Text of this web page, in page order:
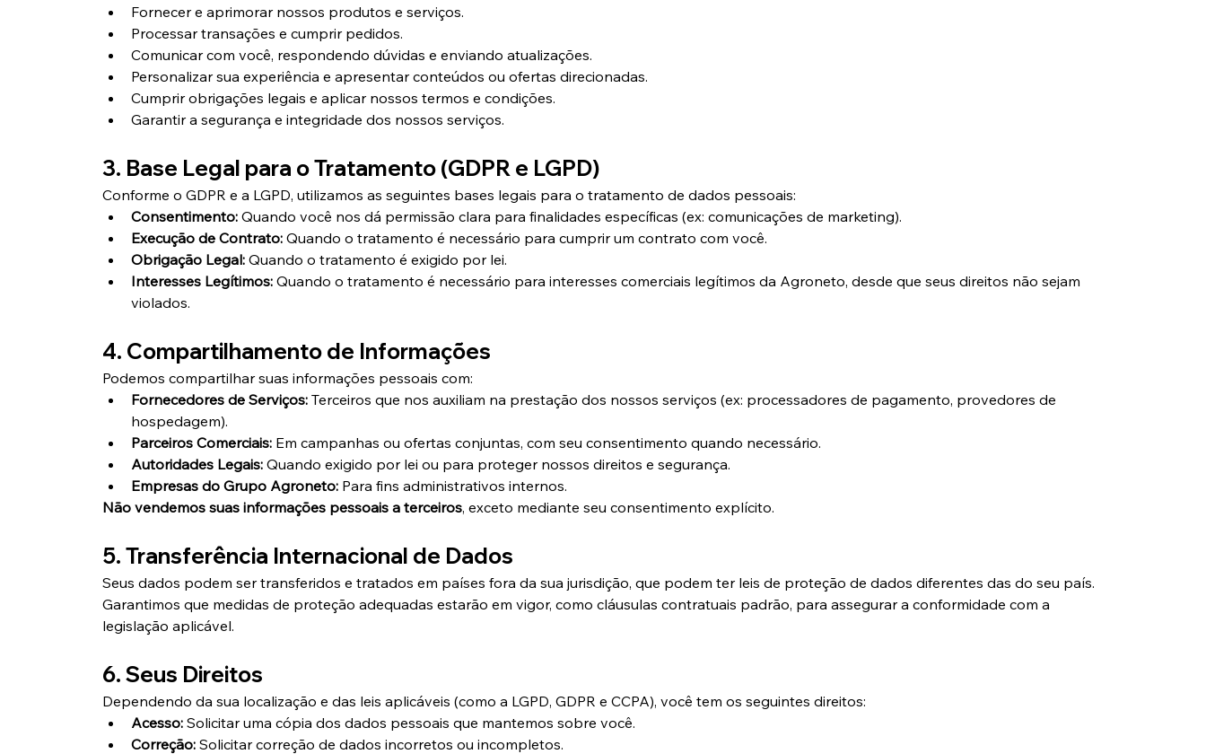
Fornecer e aprimorar nossos produtos e serviços.
Processar transações e cumprir pedidos.
Comunicar com você, respondendo dúvidas e enviando atualizações.
Personalizar sua experiência e apresentar conteúdos ou ofertas direcionadas.
Cumprir obrigações legais e aplicar nossos termos e condições.
Garantir a segurança e integridade dos nossos serviços.
3. Base Legal para o Tratamento (GDPR e LGPD)
Conforme o GDPR e a LGPD, utilizamos as seguintes bases legais para o tratamento de dados pessoais:
Consentimento: Quando você nos dá permissão clara para finalidades específicas (ex: comunicações de marketing).
Execução de Contrato: Quando o tratamento é necessário para cumprir um contrato com você.
Obrigação Legal: Quando o tratamento é exigido por lei.
Interesses Legítimos: Quando o tratamento é necessário para interesses comerciais legítimos da Agroneto, desde que seus direitos não sejam
violados.
4. Compartilhamento de Informações
Podemos compartilhar suas informações pessoais com:
Fornecedores de Serviços: Terceiros que nos auxiliam na prestação dos nossos serviços (ex: processadores de pagamento, provedores de
hospedagem).
Parceiros Comerciais: Em campanhas ou ofertas conjuntas, com seu consentimento quando necessário.
Autoridades Legais: Quando exigido por lei ou para proteger nossos direitos e segurança.
Empresas do Grupo Agroneto: Para fins administrativos internos.
Não vendemos suas informações pessoais a terceiros, exceto mediante seu consentimento explícito.
5. Transferência Internacional de Dados
Seus dados podem ser transferidos e tratados em países fora da sua jurisdição, que podem ter leis de proteção de dados diferentes das do seu país.
Garantimos que medidas de proteção adequadas estarão em vigor, como cláusulas contratuais padrão, para assegurar a conformidade com a
legislação aplicável.
6. Seus Direitos
Dependendo da sua localização e das leis aplicáveis (como a LGPD, GDPR e CCPA), você tem os seguintes direitos:
Acesso: Solicitar uma cópia dos dados pessoais que mantemos sobre você.
Correção: Solicitar correção de dados incorretos ou incompletos.